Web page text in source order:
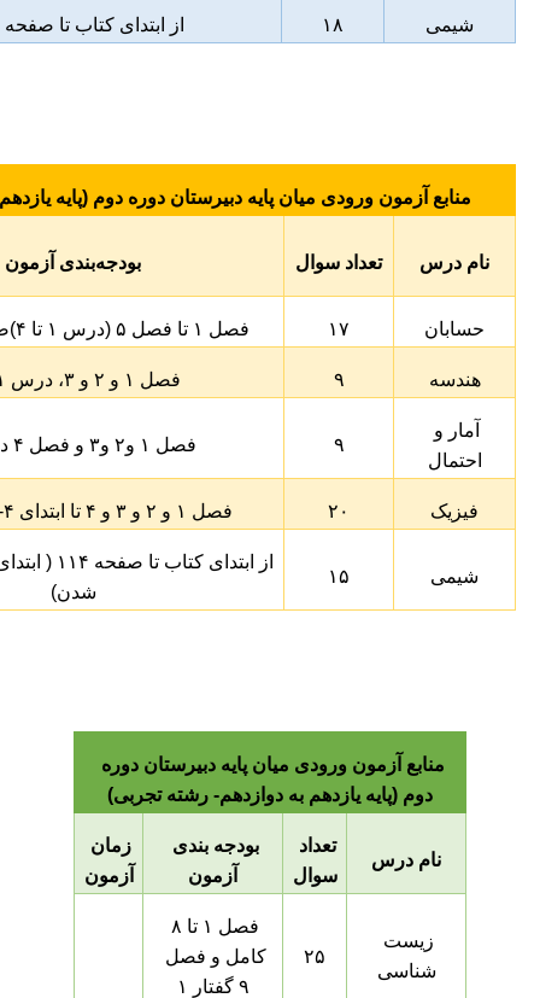
شیمی ۱۸ از ابتدای کتاب تا صفحه ۱۱۱
منابع آزمون ورودی میان پایه دبیرستان دوره دوم (پایه
نام درس تعداد سوال بودجه‌بندی آزمون
حسابان ۱۷ فصل ۱ تا فصل ۵ (درس ۱ تا ۴)صفحه ۱۴۴ - ۱
هندسه ۹ فصل ۱ و ۲ و ۳، درس ۱ و ۲
آمار و
احتمال
۹ فصل ۱ و۲ و۳ و فصل ۴ درس ۱
فیزیک ۲۰ فصل ۱ و ۲ و ۳ و ۴ تا ابتدای ۴- ۴ القاگرها
شیمی ۱۵
از ابتدای
شدن)
منابع آزمون ورودی میان پایه دبیرستان دوره
دوم (پایه یازدهم به دوازدهم- رشته تجربی)
نام درس
تعداد
سوال
بودجه بندی
آزمون
زمان
آزمون
زیست
شناسی
۲۵
کامل و فصل
۹ گفتار ۱